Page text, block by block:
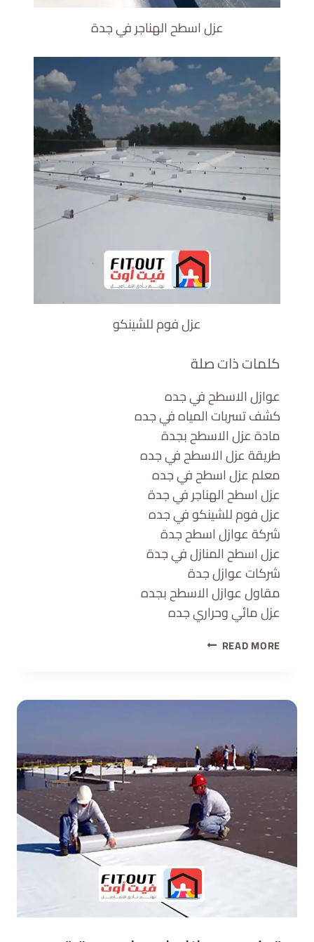
عزل اسطح الهناجر في جدة
عزل فوم للشينكو
كلمات ذات صلة
عوازل الاسطح في جده
كشف تسربات المياه في جده
مادة عزل الاسطح بجدة
طريقة عزل الاسطح في جده
معلم عزل اسطح في جده
عزل اسطح الهناجر في جدة
عزل فوم للشينكو في جده
شركة عوازل اسطح جدة
عزل اسطح المنازل في جدة
شركات عوازل جدة
مقاول عوازل الاسطح بجده
عزل مائي وحراري جده
READ MORE